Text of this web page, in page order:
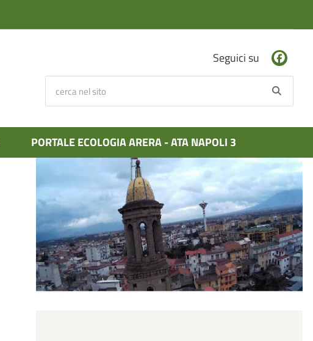
Seguici su
PORTALE ECOLOGIA ARERA - ATA NAPOLI 3